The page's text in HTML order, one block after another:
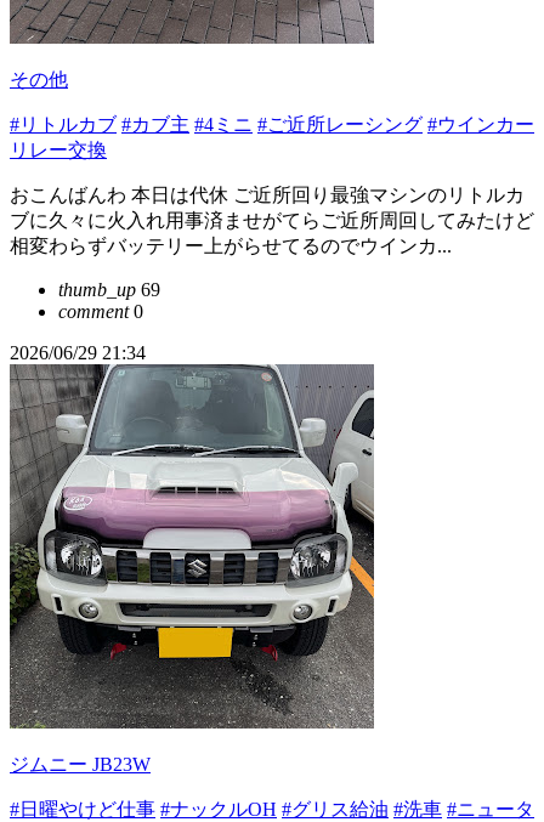
その他
#リトルカブ #カブ主 #4ミニ #ご近所レーシング #ウインカー
リレー交換
おこんばんわ 本日は代休 ご近所回り最強マシンのリトルカ
ブに久々に火入れ用事済ませがてらご近所周回してみたけど
相変わらずバッテリー上がらせてるのでウインカ...
thumb_up 69
comment0
2026/06/29 21:34
ジムニー JB23W
#日曜やけど仕事 #ナックルOH #グリス給油 #洗車 #ニュータ